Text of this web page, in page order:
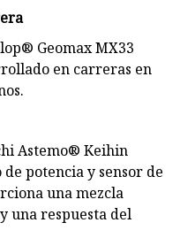
Geomax MX33
en carreras en
Astemo® Keihin
potencia y sensor de
una mezcla
una respuesta del